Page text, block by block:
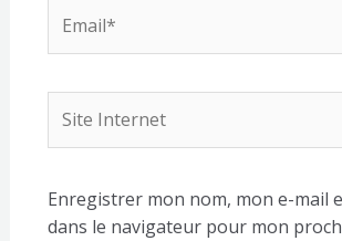
Internet
Enregistrer mon nom, mon e-mail
dans le navigateur pour mon